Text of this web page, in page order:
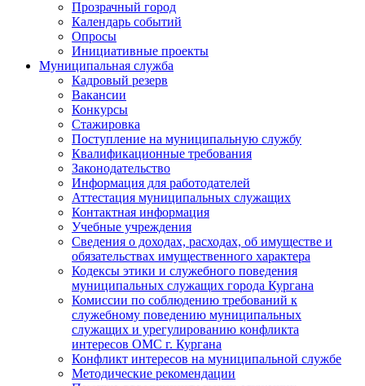
Прозрачный город
Календарь событий
Опросы
Инициативные проекты
Муниципальная служба
Кадровый резерв
Вакансии
Конкурсы
Стажировка
Поступление на муниципальную службу
Квалификационные требования
Законодательство
Информация для работодателей
Аттестация муниципальных служащих
Контактная информация
Учебные учреждения
Сведения о доходах, расходах, об имуществе и
обязательствах имущественного характера
Кодексы этики и служебного поведения
муниципальных служащих города Кургана
Комиссии по соблюдению требований к
служебному поведению муниципальных
служащих и урегулированию конфликта
интересов ОМС г. Кургана
Конфликт интересов на муниципальной службе
Методические рекомендации